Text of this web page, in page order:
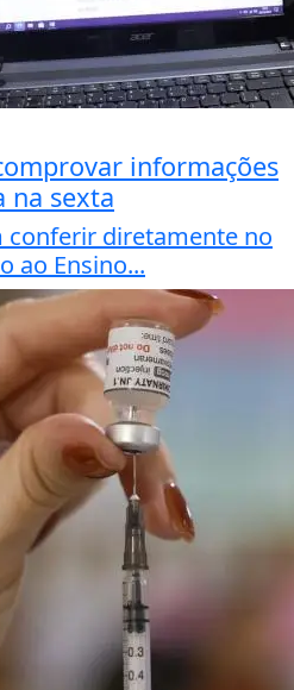
informações
na sexta
conferir diretamente no
ao Ensino...